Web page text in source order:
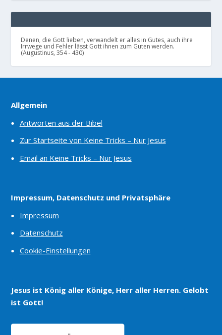
Denen, die Gott lieben, verwandelt er alles in Gutes, auch ihre
Irrwege und Fehler lässt Gott ihnen zum Guten werden.
(Augustinus, 354 - 430)
Allgemein
Antworten aus der Bibel
Zur Startseite von Keine Tricks – Nur Jesus
Email an Keine Tricks – Nur Jesus
Impressum, Datenschutz und Privatsphäre
Impressum
Datenschutz
Cookie-Einstellungen
Jesus ist König aller Könige, Herr aller Herren. Gelobt
ist Gott!